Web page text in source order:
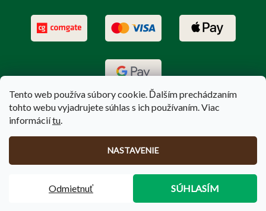
Tento web používa súbory cookie. Ďalším prechádzaním
tohto webu vyjadrujete súhlas s ich používaním. Viac
informáciítu.
NASTAVENIE
Odmietnuť SÚHLASÍM
PoľovníctvoTerem.sk. Všetky práva vyhradené.
Upraviť nastavenie cookies